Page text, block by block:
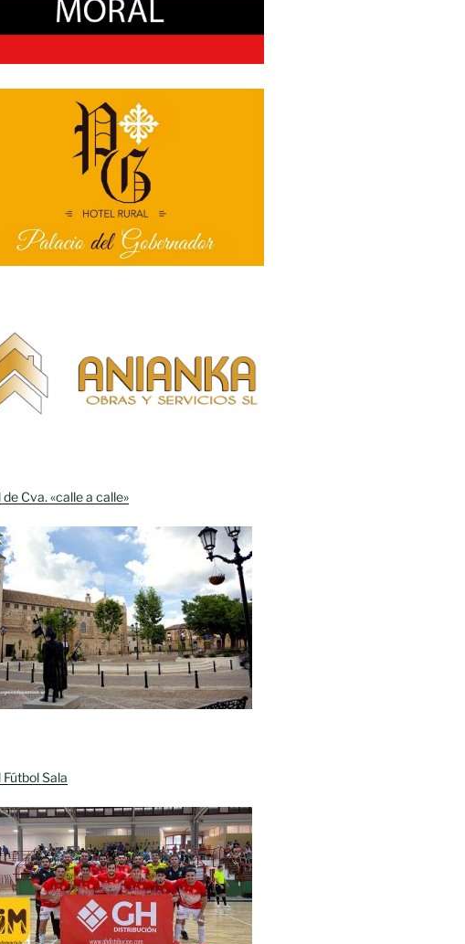
Cva. «calle a calle»
Sala